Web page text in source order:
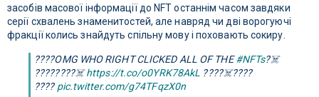
засобів масової інформації до NFT останнім часом завдяки
серії схвалень знаменитостей, але навряд чи дві ворогуючі
фракції колись знайдуть спільну мову і поховають сокиру.
????OMG WHO RIGHT CLICKED ALL OF THE#NFTs?☠️
????????‍☠️https://t.co/o0YRK78AkL ????‍☠️????
???? pic.twitter.com/g74TFqzX0n